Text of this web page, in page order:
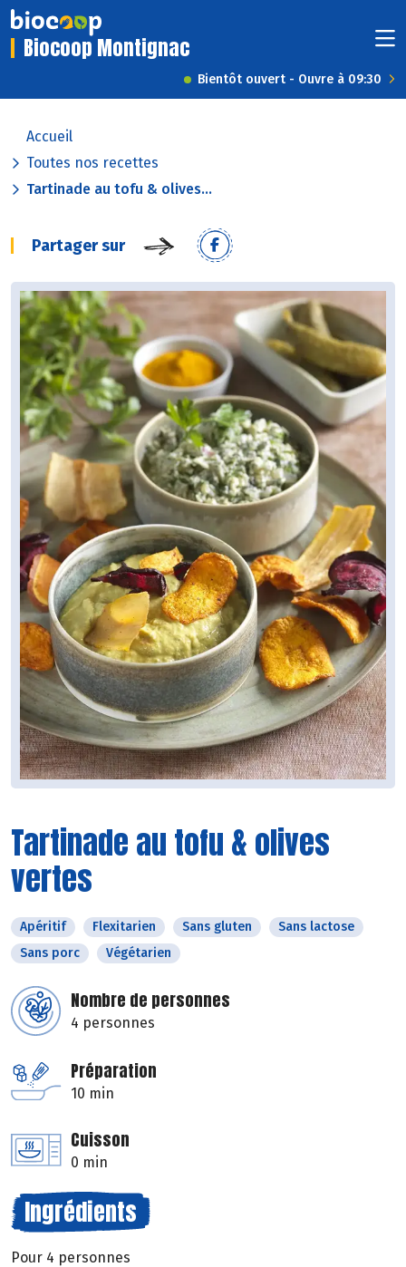
Biocoop Montignac
Bientôt ouvert - Ouvre à 09:30
Accueil
Toutes nos recettes
Tartinade au tofu & olives...
Partager sur
Tartinade au tofu & olives
vertes
Apéritif Flexitarien Sans gluten
Sans lactose
Sans porc
Végétarien
Nombre de personnes
4 personnes
Préparation
10 min
Cuisson
0 min
Ingrédients
Pour 4 personnes